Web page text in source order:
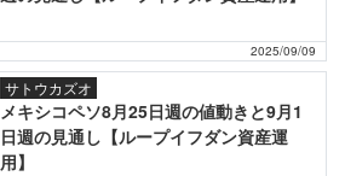
2025/09/09
サトウカズオ
メキシコペソ8月25日週の値動きと9月1
日週の見通し【ループイフダン資産運
用】